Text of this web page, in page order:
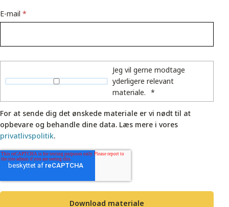
E-mail *
Jeg vil gerne modtage
yderligere relevant
materiale. *
For at sende dig det ønskede materiale er vi nødt til at
opbevare og behandle dine data. Læs mere i vores
privatlivspolitik.